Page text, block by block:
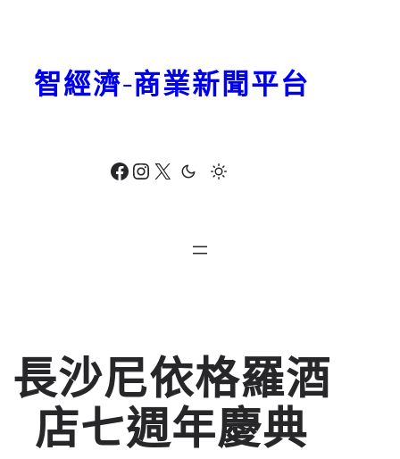
Facebook Instagram X
智經濟-商業新聞平台
長沙尼依格羅酒
店七週年慶典